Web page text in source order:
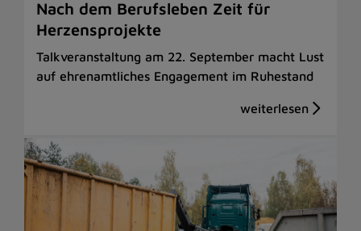
Nach dem Berufsleben Zeit für
Herzensprojekte
Talkveranstaltung am 22. September macht Lust
auf ehrenamtliches Engagement im Ruhestand